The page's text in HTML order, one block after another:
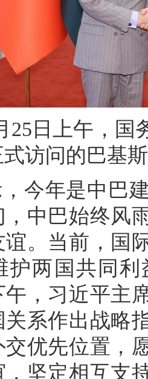
25日上午，
访问的巴基
今年是中巴
，中巴始终风
。当前，国
护两国共同
，习近平主
关系作出战略
交优先位置，
坚定相互支